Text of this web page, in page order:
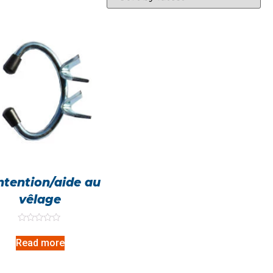
aide au
vêlage
0
out
Read more